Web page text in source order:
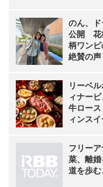
のん、ド
公開 花
柄ワン
絶賛の声
リーベ
ィナー
牛ロー
ィンス
フリー
菜、離
道を歩む